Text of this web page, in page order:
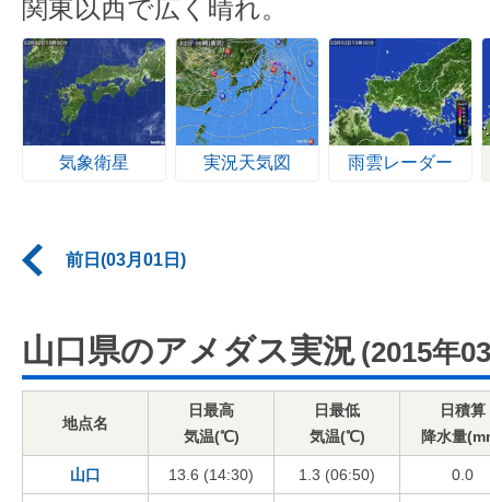
関東以西で広く晴れ。
気象衛星 実況天気図 雨雲レーダー
前日(03月01日)
山口県のアメダス実況 (2015年
地点名
日最高
気温(℃)
日最低
気温(℃)
日積算
降水量
山口 13.6 (14:30) 1.3 (06:50) 0.0